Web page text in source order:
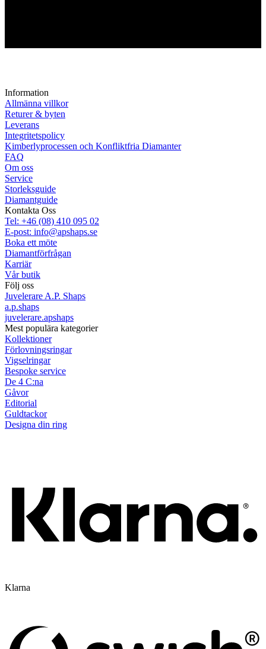
Information
Allmänna villkor
Returer & byten
Leverans
Integritetspolicy
Kimberlyprocessen och Konfliktfria Diamanter
FAQ
Om oss
Service
Storleksguide
Diamantguide
Kontakta Oss
Tel: +46 (08) 410 095 02
E-post: info@apshaps.se
Boka ett möte
Diamantförfrågan
Karriär
Vår butik
Följ oss
Juvelerare A.P. Shaps
a.p.shaps
juvelerare.apshaps
Mest populära kategorier
Kollektioner
Förlovningsringar
Vigselringar
Bespoke service
De 4 C:na
Gåvor
Editorial
Guldtackor
Designa din ring
Klarna